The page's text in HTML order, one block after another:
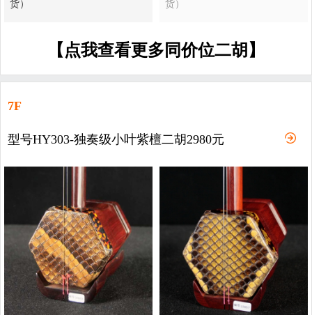
货） 货）
【点我查看更多同价位二胡】
7F
型号HY303-独奏级小叶紫檀二胡2980元